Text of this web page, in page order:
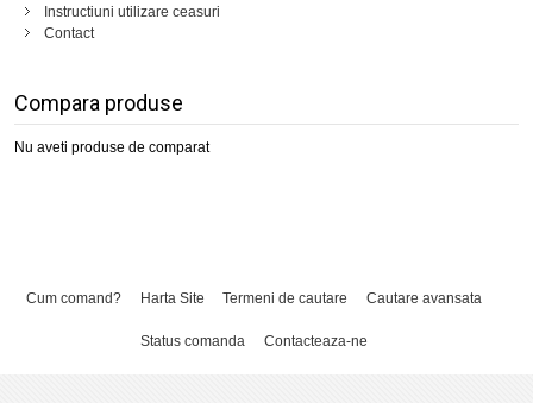
Instructiuni utilizare ceasuri
Contact
Compara produse
Nu aveti produse de comparat
Cum comand? Harta Site Termeni de cautare Cautare avansata
Status comanda Contacteaza-ne